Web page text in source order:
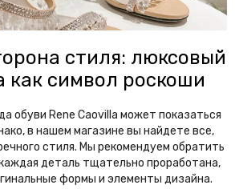
New Era
Omega
стиля: люксовый
как символ роскоши
обуви Rene Caovilla может показаться
в нашем магазине вы найдете все,
стиля. Мы рекомендуем обратить
деталь тщательно проработана,
формы и элементы дизайна.